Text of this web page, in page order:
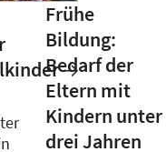
Frühe
Bildung:
Bedarf der
Eltern mit
Kindern unter
drei Jahren